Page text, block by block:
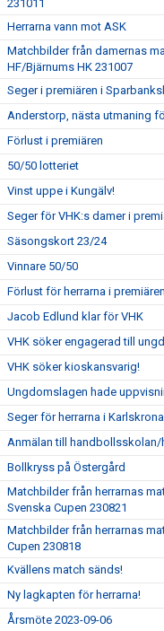
231011
Herrarna vann mot ASK
Matchbilder från damernas
HF/Bjärnums HK 231007
Seger i premiären i
Anderstorp, nästa utmaning
Förlust i premiären
50/50 lotteriet
Vinst uppe i Kungälv!
Seger för VHK:s damer i
Säsongskort 23/24
Vinnare 50/50
Förlust för herrarna i premiären
Jacob Edlund klar för VHK
VHK söker engagerad till
VHK söker kioskansvarig!
Ungdomslagen hade
Seger för herrarna i Karlskrona
Anmälan till
Bollkryss på Östergård
Matchbilder från herrarnas
Svenska Cupen 230821
Matchbilder från herrarnas
Cupen 230818
Kvällens match sänds!
Ny lagkapten för herrarna!
Årsmöte 2023-09-06